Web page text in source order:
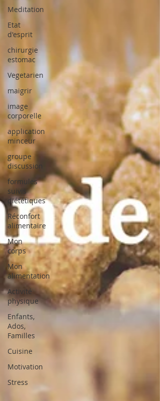
Meditation
Etat
d'esprit
chirurgie
estomac
Vegetarien
maigrir
image
corporelle
application
minceur
groupe
discussion
formules
suivis
diététiques
Réconfort
alimentaire
Mon
corps
Mon
alimentation
Activité
physique
Enfants,
Ados,
Familles
Cuisine
Motivation
Stress